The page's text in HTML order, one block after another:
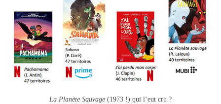
La Planète Sauvage (1973 !) qui l’eut cru ?